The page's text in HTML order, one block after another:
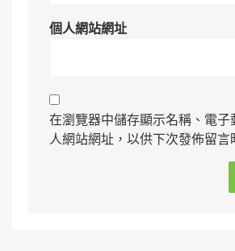
個人網站網址
在瀏覽器中儲存顯示名稱、電子
人網站網址，以供下次發佈留言